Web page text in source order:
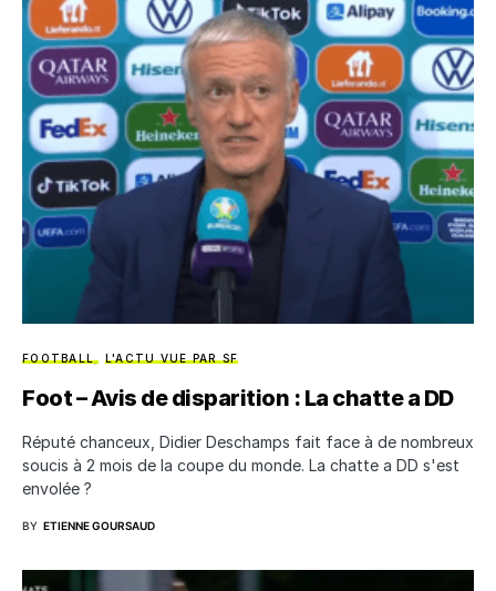
FOOTBALL L'ACTU VUE PAR SF
Foot – Avis de disparition : La chatte a DD
Réputé chanceux, Didier Deschamps fait face à de nombreux
soucis à 2 mois de la coupe du monde. La chatte a DD s'est
envolée ?
BY ETIENNE GOURSAUD